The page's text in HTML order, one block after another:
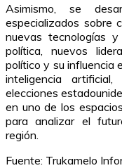
Asimismo, se
especializados sobre
nuevas tecnologías y
política, nuevos
político y su influencia
inteligencia
elecciones
en uno de los
para analizar el
región.
Fuente: Trukamelo